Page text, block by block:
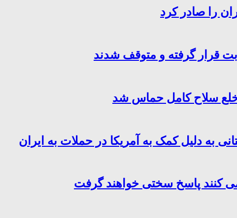
را صادر کرد
قرار گرفته و متوقف شدند
سلاح کامل حماس شد
به دلیل کمک به آمریکا در حملات به ایران
کنند پاسخ سختی خواهند گرفت